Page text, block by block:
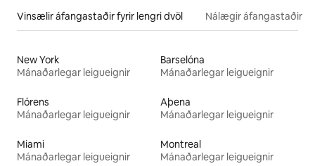
Vinsælir áfangastaðir fyrir lengri dvöl Nálægir áfangastaðir
New York
Mánaðarlegar leigueignir
Barselóna
Mánaðarlegar leigueignir
Flórens
Mánaðarlegar leigueignir
Aþena
Mánaðarlegar leigueignir
Miami
Mánaðarlegar leigueignir
Montreal
Mánaðarlegar leigueignir